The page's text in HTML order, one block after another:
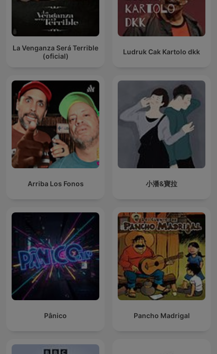
La Venganza Será Terrible
(oficial)
Ludruk Cak Kartolo dkk
Arriba Los Fonos 小潘&寶拉
Pânico Pancho Madrigal